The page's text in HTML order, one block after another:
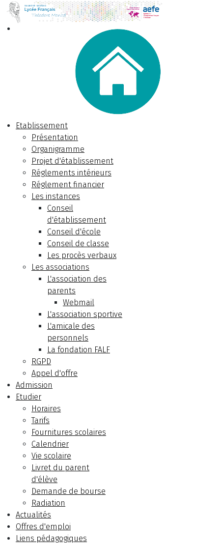
Etablissement
Présentation
Organigramme
Projet d'établissement
Réglements intérieurs
Réglement financier
Les instances
Conseil
d'établissement
Conseil d'école
Conseil de classe
Les procès verbaux
Les associations
L'association des
parents
Webmail
L'association sportive
L'amicale des
personnels
La fondation FALF
RGPD
Appel d'offre
Admission
Etudier
Horaires
Tarifs
Fournitures scolaires
Calendrier
Vie scolaire
Livret du parent
d'élève
Demande de bourse
Radiation
Actualités
Offres d'emploi
Liens pédagogiques